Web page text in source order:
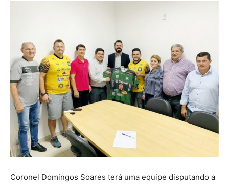
Coronel Domingos Soares terá uma equipe disputando a